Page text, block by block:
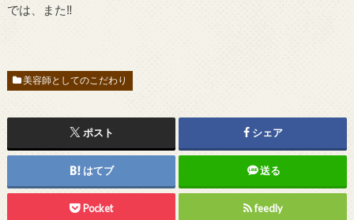
では、また‼︎
美容師としてのこだわり
ポスト シェア
はてブ 送る
Pocket feedly